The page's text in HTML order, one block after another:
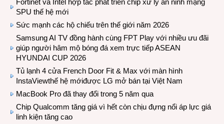
Fortinet và Intel hợp tác phát triển chip xử lý an ninh mạng
SPU thế hệ mới
Sức mạnh các hộ chiếu trên thế giới năm 2026
Samsung AI TV đồng hành cùng FPT Play với nhiều ưu đãi
giúp người hâm mộ bóng đá xem trực tiếp ASEAN
HYUNDAI CUP 2026
Tủ lạnh 4 cửa French Door Fit & Max với màn hình
InstaViewthế hệ mớiđược LG mở bán tại Việt Nam
MacBook Pro đã thay đổi trong 5 năm qua
Chip Qualcomm tăng giá vì hết còn chịu đựng nổi áp lực giá
linh kiện tăng cao